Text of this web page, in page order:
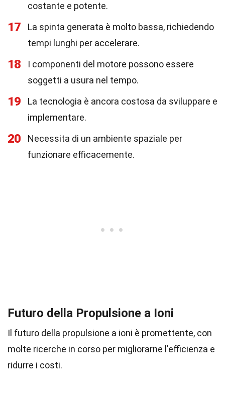
costante e potente.
17
La spinta generata è molto bassa, richiedendo
tempi lunghi per accelerare.
18
I componenti del motore possono essere
soggetti a usura nel tempo.
19
La tecnologia è ancora costosa da sviluppare e
implementare.
20
Necessita di un ambiente spaziale per
funzionare efficacemente.
Futuro della Propulsione a Ioni
Il futuro della propulsione a ioni è promettente, con
molte ricerche in corso per migliorarne l'efficienza e
ridurre i costi.